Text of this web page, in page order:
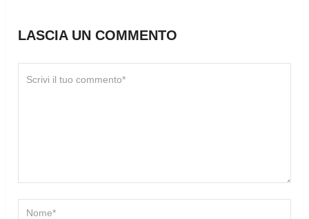
LASCIA UN COMMENTO